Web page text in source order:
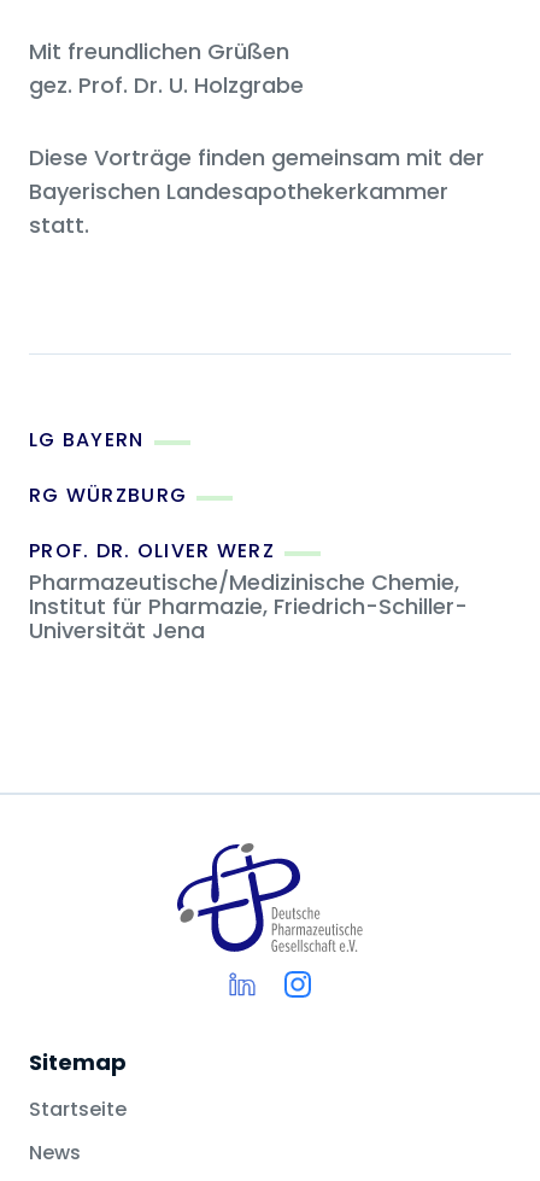
Mit freundlichen Grüßen
gez. Prof. Dr. U. Holzgrabe
Diese Vorträge finden gemeinsam mit der
Bayerischen Landesapothekerkammer
statt.
LG BAYERN
RG WÜRZBURG
PROF. DR. OLIVER WERZ
Pharmazeutische/Medizinische Chemie,
Institut für Pharmazie, Friedrich-Schiller-
Universität Jena
Sitemap
Startseite
News